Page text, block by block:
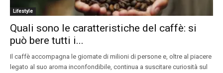
Lifestyle
Quali sono le caratteristiche del caffè: si
può bere tutti i...
Il caffè accompagna le giornate di milioni di persone e, oltre al piacere
legato al suo aroma inconfondibile, continua a suscitare curiosità sul